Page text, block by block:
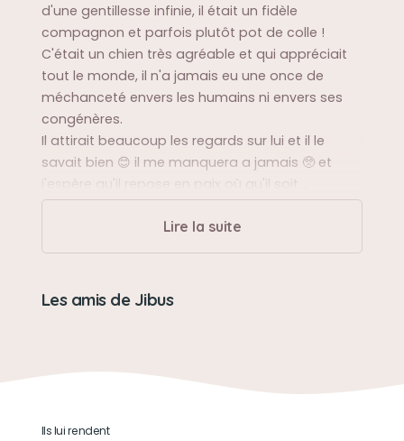
d'une gentillesse infinie, il était un fidèle
compagnon et parfois plutôt pot de colle !
C'était un chien très agréable et qui appréciait
tout le monde, il n'a jamais eu une once de
méchanceté envers les humains ni envers ses
congénères.
Il attirait beaucoup les regards sur lui et il le
savait bien 😊 il me manquera a jamais 🥺 et
j'espère qu'il repose en paix où qu'il soit....
Sa balade préférée
faire des rondes dans son quartier.
Se lancer à toute vitesse vers la TV et aboyer
Lire la suite
Les amis de Jibus
Ils lui rendent